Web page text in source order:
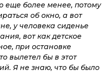
еще более менее, потому
об окно, а вот
у человека сиденье
вот как детское
при остановке
вылетел бы в этот
Я не знаю, что бы было